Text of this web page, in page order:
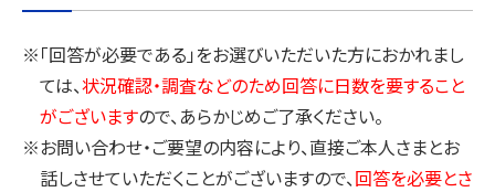
※「回答が必要である」をお選びいただいた方におかれまし
ては、状況確認・調査などのため回答に日数を要すること
がございますので、あらかじめご了承ください。
※お問い合わせ・ご要望の内容により、直接ご本人さまとお
話しさせていただくことがございますので、回答を必要とさ